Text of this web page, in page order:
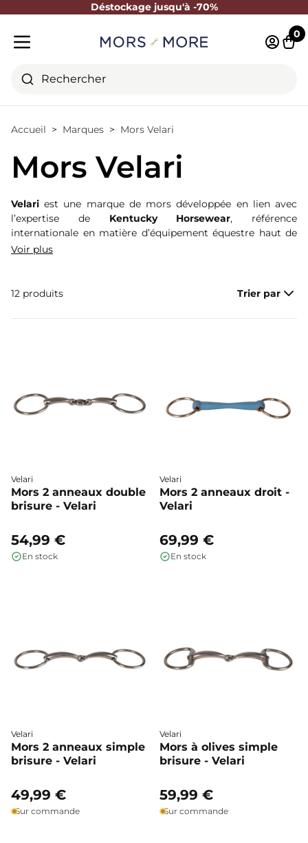
Déstockage jusqu'à -70%
Fermer
Rechercher
0
Accueil Marques Mors Velari
Mors Velari
Velari est une marque de mors développée en lien avec
l’expertise de Kentucky Horsewear, référence
internationale en matière d’équipement équestre haut de
gamme. Les mors Velari sont conçus pour accompagner
différents alliages, ils permettent d’affiner les aides tout en
où la justesse de la main du cavalier reste déterminante.
Voir plus
12 produits Trier par
Velari
Mors 2 anneaux double
brisure - Velari
54,99 €
En stock
Velari
Mors 2 anneaux droit -
Velari
69,99 €
En stock
Velari
Mors 2 anneaux simple
brisure - Velari
49,99 €
Sur commande
Velari
Mors à olives simple
brisure - Velari
59,99 €
Sur commande